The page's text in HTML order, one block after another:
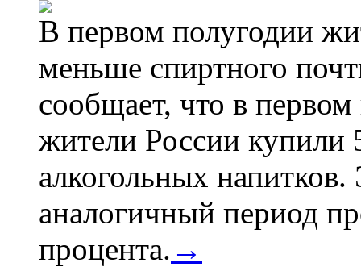
В первом полугодии
меньше спиртного
сообщает, что в
жители России купили
алкогольных
аналогичный период
процента. →